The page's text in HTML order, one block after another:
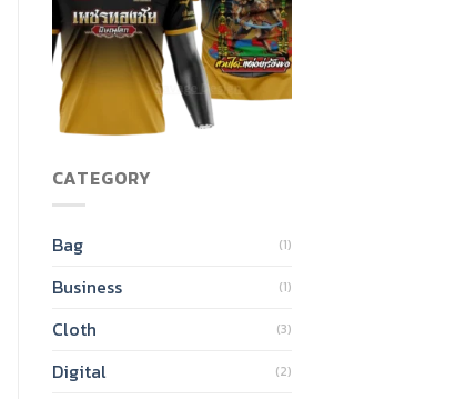
CATEGORY
Bag (1)
Business (1)
Cloth (3)
Digital (2)